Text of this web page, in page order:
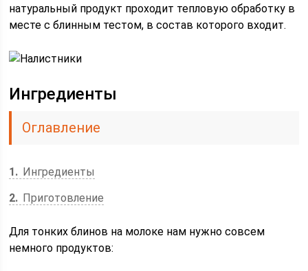
натуральный продукт проходит тепловую обработку в
месте с блинным тестом, в состав которого входит.
Ингредиенты
Оглавление
1
Ингредиенты
2
Приготовление
Для тонких блинов на молоке нам нужно совсем
немного продуктов: